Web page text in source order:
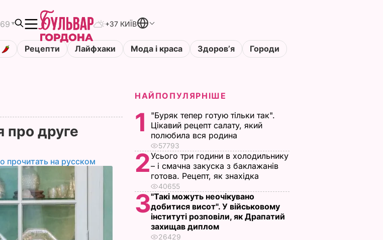
+37 КИЇВ
Рецепти Лайфхаки Мода і краса Здоровʼя Городи
про друге
прочитать на русском
НАЙПОПУЛЯРНІШЕ
1
"Буряк тепер готую тільки так".
Цікавий рецепт салату, який
полюбила вся родина
57793
2Усього три години в холодильнику
– і смачна закуска з баклажанів
готова. Рецепт, як знахідка
40655
3"Такі можуть неочікувано
добитися висот". У військовому
інституті розповіли, як Драпатий
захищав диплом
26429